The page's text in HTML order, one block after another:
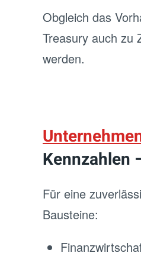
Obgleich das
Treasury auch zu
werden.
Kennzahlen
Für eine
Bausteine: